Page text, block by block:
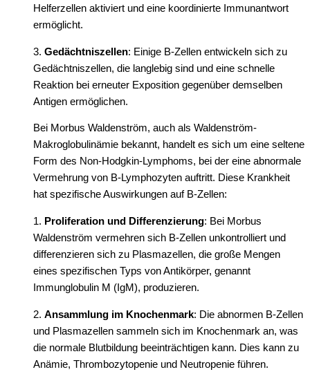
Helferzellen aktiviert und eine koordinierte Immunantwort
ermöglicht.
3. Gedächtniszellen: Einige B-Zellen entwickeln sich zu
Gedächtniszellen, die langlebig sind und eine schnelle
Reaktion bei erneuter Exposition gegenüber demselben
Antigen ermöglichen.
Bei Morbus Waldenström, auch als Waldenström-
Makroglobulinämie bekannt, handelt es sich um eine seltene
Form des Non-Hodgkin-Lymphoms, bei der eine abnormale
Vermehrung von B-Lymphozyten auftritt. Diese Krankheit
hat spezifische Auswirkungen auf B-Zellen:
1. Proliferation und Differenzierung: Bei Morbus
Waldenström vermehren sich B-Zellen unkontrolliert und
differenzieren sich zu Plasmazellen, die große Mengen
eines spezifischen Typs von Antikörper, genannt
Immunglobulin M (IgM), produzieren.
2. Ansammlung im Knochenmark: Die abnormen B-Zellen
und Plasmazellen sammeln sich im Knochenmark an, was
die normale Blutbildung beeinträchtigen kann. Dies kann zu
Anämie, Thrombozytopenie und Neutropenie führen.